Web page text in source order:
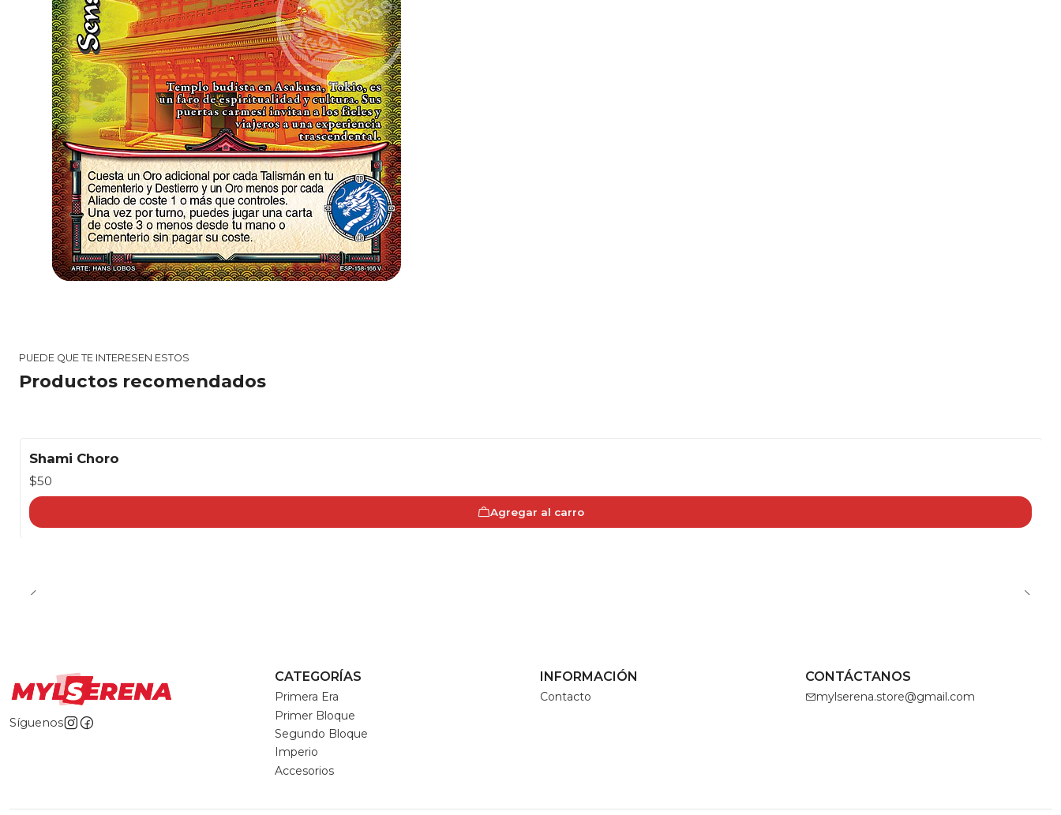
PUEDE QUE TE INTERESEN ESTOS
Productos recomendados
Shami Choro
$50
Agregar al carro
Síguenos
CATEGORÍAS
Primera Era
Primer Bloque
Segundo Bloque
Imperio
Accesorios
INFORMACIÓN
Contacto
CONTÁCTANOS
mylserena.store@gmail.com